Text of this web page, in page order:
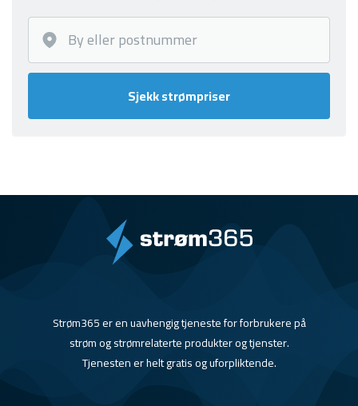
Sjekk strømpriser
Strøm365 er en uavhengig tjeneste for forbrukere på
strøm og strømrelaterte produkter og tjenster.
Tjenesten er helt gratis og uforpliktende.